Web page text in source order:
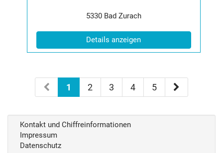
Postleitzahl:
5330 Ort:
Bad Zurach
Details anzeigen(ID: 2065574)
1 2 3 4 5
Kontakt und Chiffreinformationen
Impressum
Datenschutz